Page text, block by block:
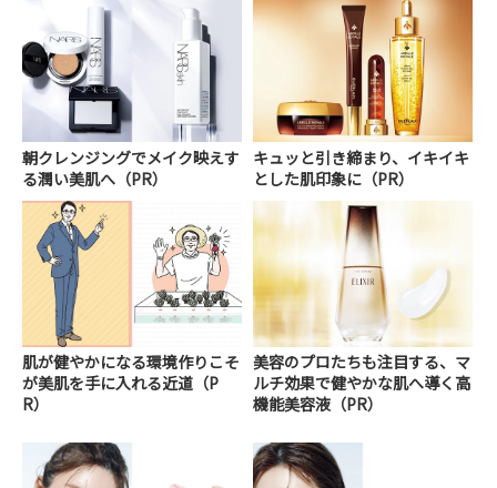
朝クレンジングでメイク映えす
る潤い美肌へ（PR）
キュッと引き締まり、イキイキ
とした肌印象に（PR）
肌が健やかになる環境作りこそ
が美肌を手に入れる近道（P
R）
美容のプロたちも注目する、マ
ルチ効果で健やかな肌へ導く高
機能美容液（PR）